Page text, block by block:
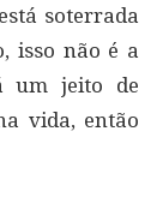
soterrada
isso não é a
um jeito de
vida, então